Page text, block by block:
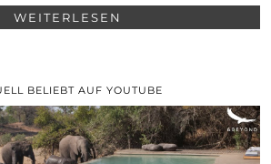
WEITERLESEN
BELIEBT AUF YOUTUBE